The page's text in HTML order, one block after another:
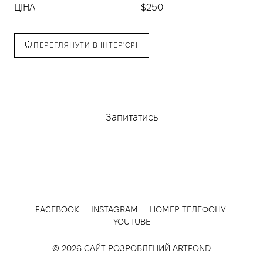
ЦІНА $250
ПЕРЕГЛЯНУТИ В ІНТЕР'ЄРІ
Запитатись
FACEBOOK INSTAGRAM
НОМЕР ТЕЛЕФОНУ
YOUTUBE
© 2026 САЙТ РОЗРОБЛЕНИЙ ARTFOND